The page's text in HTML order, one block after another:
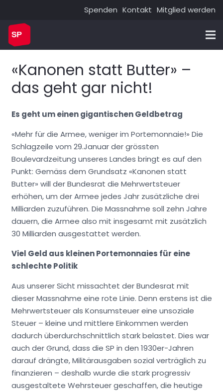
Spenden Kontakt Mitglied werden
«Kanonen statt Butter» –
das geht gar nicht!
Es geht um einen gigantischen Geldbetrag
«Mehr für die Armee, weniger im Portemonnaie!» Die
Schlagzeile vom 29.Januar der grössten
Boulevardzeitung unseres Landes bringt es auf den
Punkt: Gemäss dem Grundsatz «Kanonen statt
Butter» will der Bundesrat die Mehrwertsteuer
erhöhen, um der Armee jedes Jahr zusätzliche drei
Milliarden zuzuführen. Die Massnahme soll zehn Jahre
dauern, die Armee also mit insgesamt mit zusätzlich
30 Milliarden ausgestattet werden.
Viel Geld aus kleinen Portemonnaies für eine
schlechte Politik
Aus unserer Sicht missachtet der Bundesrat mit
dieser Massnahme eine rote Linie. Denn erstens ist die
Mehrwertsteuer als Konsumsteuer eine unsoziale
Steuer – kleine und mittlere Einkommen werden
dadurch überdurchschnittlich stark belastet. Dies war
auch der Grund, dass die SP in den 1930er-Jahren
darauf drängte, Militärausgaben sozial verträglich zu
finanzieren – deshalb wurde die stark progressiv
ausgestaltete Wehrsteuer geschaffen, die heutige